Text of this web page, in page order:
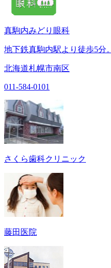
真駒内みどり眼科
地下鉄真駒内駅より徒歩5分。
北海道札幌市南区
011-584-0101
さくら歯科クリニック
藤田医院